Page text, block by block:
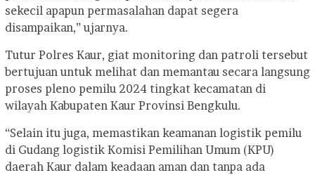
sekecil apapun permasalahan dapat segera
disampaikan,” ujarnya.
Tutur Polres Kaur, giat monitoring dan patroli tersebut
bertujuan untuk melihat dan memantau secara langsung
proses pleno pemilu 2024 tingkat kecamatan di
wilayah Kabupaten Kaur Provinsi Bengkulu.
“Selain itu juga, memastikan keamanan logistik pemilu
di Gudang logistik Komisi Pemilihan Umum (KPU)
daerah Kaur dalam keadaan aman dan tanpa ada